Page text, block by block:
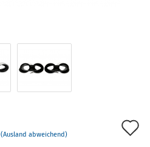
(Ausland abweichend)